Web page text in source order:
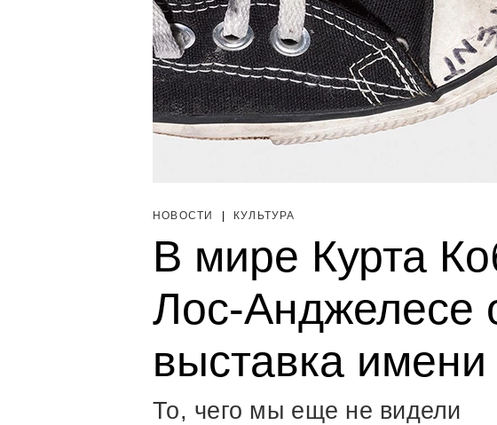
НОВОСТИ КУЛЬТУРА
В мире Курта
Лос-Анджелесе
выставка
То, чего мы еще не видели